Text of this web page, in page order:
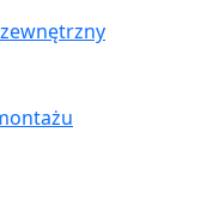
zewnętrzny